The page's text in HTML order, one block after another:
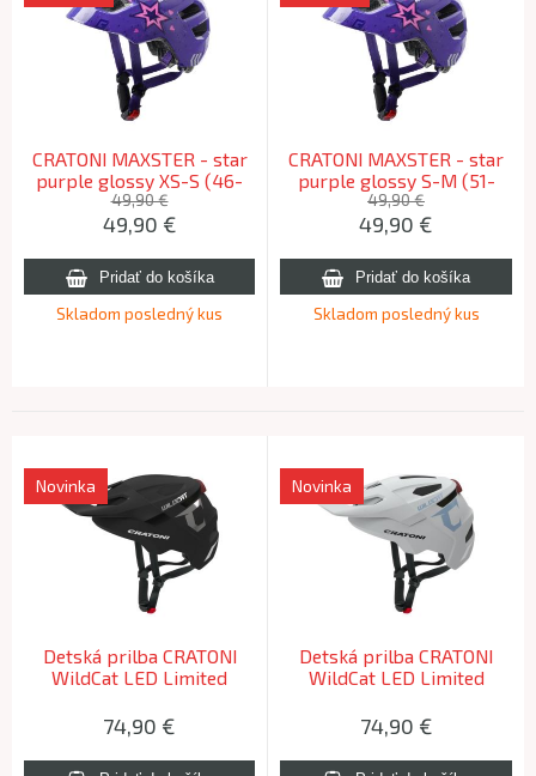
CRATONI MAXSTER - star
purple glossy XS-S (46-
51cm)
49,90 €
49,90 €
Skladom posledný kus
CRATONI MAXSTER - star
purple glossy S-M (51-
56cm)
49,90 €
49,90 €
Skladom posledný kus
Detská prilba CRATONI
WildCat LED Limited
(49-56 cm) 2026
Novinka
74,90 €
Detská prilba CRATONI
WildCat LED Limited
(49-56 cm) 2026
Novinka
74,90 €